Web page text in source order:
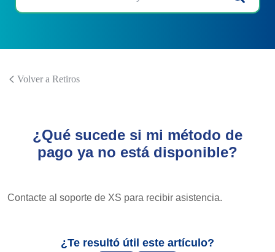
Volver a Retiros
¿Qué sucede si mi método de
pago ya no está disponible?
Contacte al soporte de XS para recibir asistencia.
¿Te resultó útil este artículo?